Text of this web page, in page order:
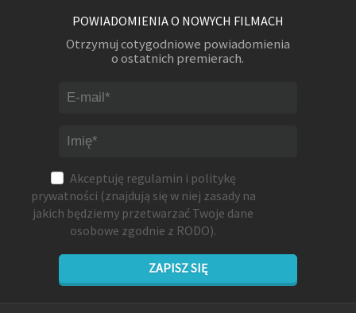
POWIADOMIENIA O NOWYCH FILMACH
Otrzymuj cotygodniowe powiadomienia
o ostatnich premierach.
Akceptuję regulamin i politykę
prywatności (znajdują się w niej zasady na
jakich będziemy przetwarzać Twoje dane
osobowe zgodnie z RODO).
ZAPISZ SIĘ